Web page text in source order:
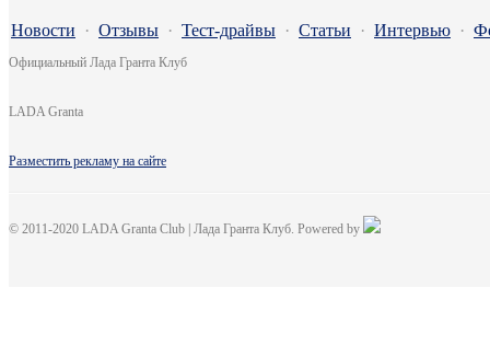
Новости · Отзывы · Тест-драйвы · Статьи · Интервью ·
Официальный Лада Гранта Клуб
LADA Granta
Разместить рекламу на сайте
© 2011-2020 LADA Granta Club | Лада Гранта Клуб. Powered by